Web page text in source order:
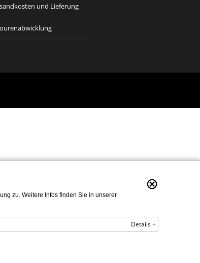
und Lieferung
⊗
zu. Weitere Infos finden Sie in unserer
Details +